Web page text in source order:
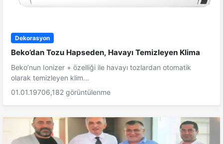
Dekorasyon
Beko’dan Tozu Hapseden, Havayı Temizleyen Klima
Beko’nun Ionizer + özelliği ile havayı tozlardan otomatik
olarak temizleyen klim...
01.01.19706,182 görüntülenme